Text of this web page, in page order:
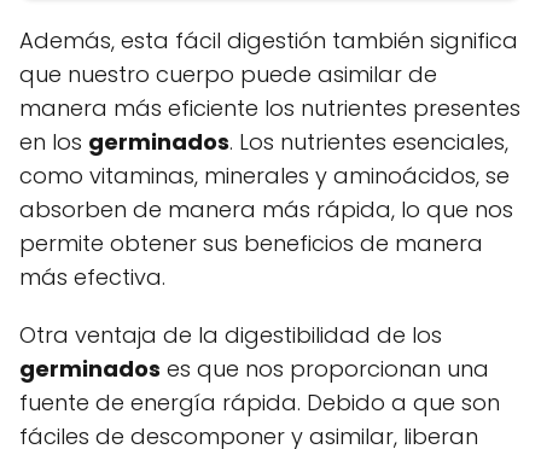
Además, esta fácil digestión también significa
que nuestro cuerpo puede asimilar de
manera más eficiente los nutrientes presentes
en los germinados. Los nutrientes esenciales,
como vitaminas, minerales y aminoácidos, se
absorben de manera más rápida, lo que nos
permite obtener sus beneficios de manera
más efectiva.
Otra ventaja de la digestibilidad de los
germinados es que nos proporcionan una
fuente de energía rápida. Debido a que son
fáciles de descomponer y asimilar, liberan